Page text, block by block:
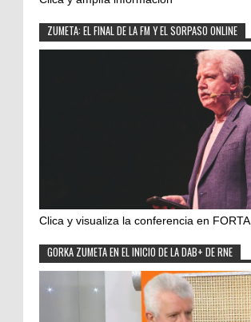
ZUMETA: EL FINAL DE LA FM Y EL SORPASO ONLINE
Clica y visualiza la conferencia en FORTA
GORKA ZUMETA EN EL INICIO DE LA DAB+ DE RNE